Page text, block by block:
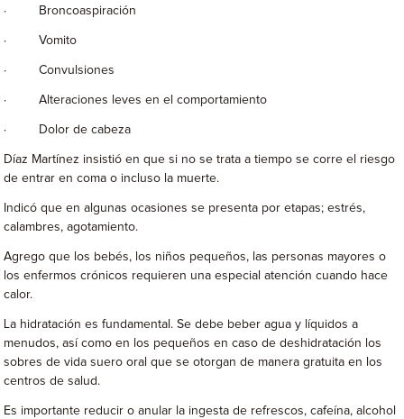
· Broncoaspiración
· Vomito
· Convulsiones
· Alteraciones leves en el comportamiento
· Dolor de cabeza
Díaz Martínez insistió en que si no se trata a tiempo se corre el riesgo
de entrar en coma o incluso la muerte.
Indicó que en algunas ocasiones se presenta por etapas; estrés,
calambres, agotamiento.
Agrego que los bebés, los niños pequeños, las personas mayores o
los enfermos crónicos requieren una especial atención cuando hace
calor.
La hidratación es fundamental. Se debe beber agua y líquidos a
menudos, así como en los pequeños en caso de deshidratación los
sobres de vida suero oral que se otorgan de manera gratuita en los
centros de salud.
Es importante reducir o anular la ingesta de refrescos, cafeína, alcohol